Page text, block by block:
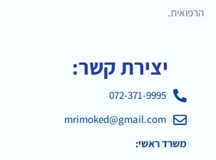
הרפואית.
יצירת קשר:
072-371-9995
mrimoked@gmail.com
משרד ראשי: